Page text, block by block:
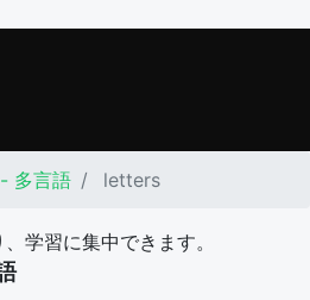
多言語 letters
学習に集中できます。